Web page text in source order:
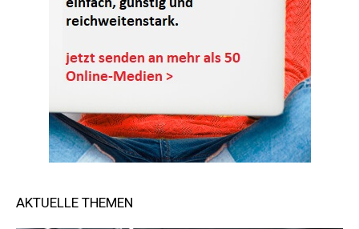
AKTUELLE THEMEN